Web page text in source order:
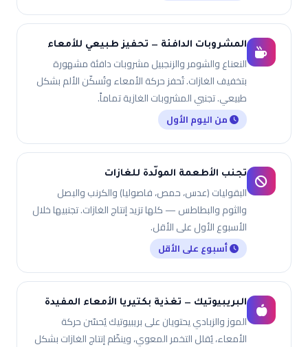
المشروبات الدافئة — تحفيز طبيعي للأمعاء
النعناع والشومر والزنجبيل مشروبات دافئة مشهورة
بتخفيف الغازات. تُحفز حركة الأمعاء وتُسكّن الألم بشكل
طبيعي. تجنبي المشروبات الغازية تماماً.
من اليوم الأول
تجنب الأطعمة المولّدة للغازات
البقوليات (عدس، حمص، فاصوليا) والكرنب والبصل
والثوم والبطاطس — كلها تزيد إنتاج الغازات. تجنبيها خلال
الأسبوع الأول على الأقل.
أسبوع على الأقل
البريبيوتيك — تغذية بكتيريا الأمعاء المفيدة
الموز والزبادي يحتويان على بريبيوتيك يُحسّن حركة
الأمعاء، يُقلل التخمر المعوي، وينظّم إنتاج الغازات بشكل